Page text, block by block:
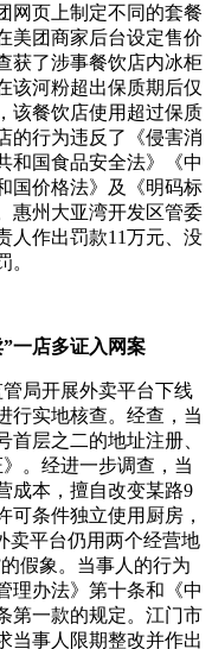
网页上制定不同的套餐
美团商家后台设定售价
获了涉事餐饮店内冰柜
该河粉超出保质期后仅
该餐饮店使用超过保质
的行为违反了《侵害消
和国食品安全法》《中
国价格法》及《明码标
惠州大亚湾开发区管委
人作出罚款11万元、没
。
一店多证入网案
局开展外卖平台下线
行实地核查。经查，当
层之二的地址注册、
。经进一步调查，当
成本，擅自改变某路9
可条件独立使用厨房，
卖平台仍用两个经营地
假象。当事人的行为
理办法》第十条和《中
第一款的规定。江门市
当事人限期整改并作出